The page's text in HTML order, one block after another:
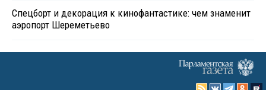
Спецборт и декорация к кинофантастике: чем знаменит
аэропорт Шереметьево